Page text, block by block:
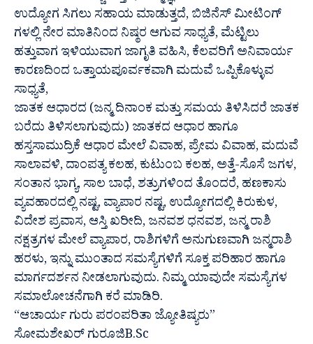
ಉದ್ಯೋಗ ಸಿಗಲು ಸಹಾಯ ಮಾಡುತ್ತದೆ, ಬಿಜಿನೆಸ್ ಮೀಟಿಂಗ್
ಗಳಲ್ಲಿ ನೇರ ಮಾತಿನಿಂದ ನಿಷ್ಠರ ಆಗುವ ಸಾಧ್ಯತೆ, ಮೆಟ್ಟಿಲು
ಹತ್ತುವಾಗ ಇಳಿಯುವಾಗ ಜಾಗೃತಿ ವಹಿಸಿ, ಕೆಲವರಿಗೆ ಅನಿವಾರ್ಯ
ಕಾರಣದಿಂದ ಒತ್ತಾಯಪೂರ್ವಕವಾಗಿ ಮದುವೆ ಒಪ್ಪಿಕೊಳ್ಳುವ
ಸಾಧ್ಯತೆ,
ಜಾತಕ ಆಧಾರದ (ಜನ್ಮ ದಿನಾಂಕ ಮತ್ತು ಸಮಯ ತಿಳಿಸಿದರೆ ಜಾತಕ
ಬರೆದು ತಿಳಿಸಲಾಗುವುದು) ಜಾತಕದ ಆಧಾರ ಹಾಗೂ
ಹಸ್ತಸಾಮುದ್ರಿಕೆ ಆಧಾರ ಮೇಲೆ ವಿವಾಹ, ಪ್ರೇಮ ವಿವಾಹ, ಮದುವೆ
ಸಾಲಾವಳಿ, ದಾಂಪತ್ಯ ಕಲಹ, ಕುಟುಂಬ ಕಲಹ, ಅತ್ತೆ-ಸೊಸೆ ಜಗಳ,
ಸಂತಾನ ಭಾಗ್ಯ, ಸಾಲ ಬಾಧೆ, ಶತ್ರುಗಳಿಂದ ತೊಂದರೆ, ಹಣಕಾಸು
ವ್ಯವಹಾರದಲ್ಲಿ ನಷ್ಟ, ವ್ಯಾಪಾರ ನಷ್ಟ, ಉದ್ಯೋಗದಲ್ಲಿ ಕಿರುಕುಳ,
ವಿದೇಶ ಪ್ರವಾಸ, ಆಸ್ತಿ ಖರೀದಿ, ಜನವಶ ಧನವಶ, ಜನ್ಮ ರಾಶಿ
ನಕ್ಷತ್ರಗಳ ಮೇಲೆ ವ್ಯಾಪಾರ, ರಾಶಿಗಳಿಗೆ ಅನುಗುಣವಾಗಿ ಜನ್ಮರಾಶಿ
ಹರಳು, ಇನ್ನು ಮುಂತಾದ ಸಮಸ್ಯೆಗಳಿಗೆ ಸೂಕ್ತ ಪರಿಹಾರ ಹಾಗೂ
ಮಾರ್ಗದರ್ಶನ ನೀಡಲಾಗುವುದು. ನಿಮ್ಮ ಯಾವುದೇ ಸಮಸ್ಯೆಗಳ
ಸಮಾಲೋಚನೆಗಾಗಿ ಕರೆ ಮಾಡಿರಿ.
“ಆಚಾರ್ಯ ಗುರು ಪರಂಪರಿತಾ ಜ್ಯೋತಿಷ್ಯರು”
ಸೋಮಶೇಖರ್ ಗುರೂಜಿB.Sc